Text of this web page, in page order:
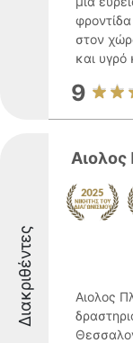
στον
και
9
Διακριθέντες
Αιολος